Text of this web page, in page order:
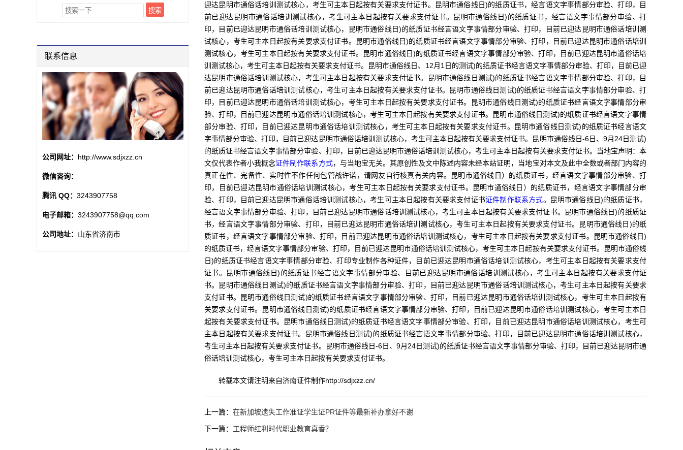
迎达昆明市通俗话培训测试核心，考生可主本日起按有关要求支付证书。昆明市通俗线日)的纸质证书，经言语文字事情部分审验、打印，目
前已迎达昆明市通俗话培训测试核心，考生可主本日起按有关要求支付证书。昆明市通俗线日)的纸质证书，经言语文字事情部分审验、打
印，目前已迎达昆明市通俗话培训测试核心，昆明市通俗线日)的纸质证书经言语文字事情部分审验、打印，目前已迎达昆明市通俗话培训测
试核心，考生可主本日起按有关要求支付证书。昆明市通俗线日)的纸质证书经言语文字事情部分审验、打印，目前已迎达昆明市通俗话培训
测试核心，考生可主本日起按有关要求支付证书。昆明市通俗线日)的纸质证书经言语文字事情部分审验、打印，目前已迎达昆明市通俗话培
训测试核心，考生可主本日起按有关要求支付证书。昆明市通俗线日、12月1日的测试)的纸质证书经言语文字事情部分审验、打印，目前已迎
达昆明市通俗话培训测试核心，考生可主本日起按有关要求支付证书。昆明市通俗线日测试)的纸质证书经言语文字事情部分审验、打印，目
前已迎达昆明市通俗话培训测试核心，考生可主本日起按有关要求支付证书。昆明市通俗线日测试)的纸质证书经言语文字事情部分审验、打
印，目前已迎达昆明市通俗话培训测试核心，考生可主本日起按有关要求支付证书。昆明市通俗线日测试)的纸质证书经言语文字事情部分审
验、打印，目前已迎达昆明市通俗话培训测试核心，考生可主本日起按有关要求支付证书。昆明市通俗线日测试)的纸质证书经言语文字事情
部分审验、打印，目前已迎达昆明市通俗话培训测试核心，考生可主本日起按有关要求支付证书。昆明市通俗线日测试)的纸质证书经言语文
字事情部分审验、打印，目前已迎达昆明市通俗话培训测试核心，考生可主本日起按有关要求支付证书。昆明市通俗线日-6日、9月24日测试)
的纸质证书经言语文字事情部分审验、打印，目前已迎达昆明市通俗话培训测试核心，考生可主本日起按有关要求支付证书。当地宝声明：本
文仅代表作者小我概念证件制作联系方式，与当地宝无关。其原创性及文中陈述内容未经本站证明，当地宝对本文及此中全数或者部门内容的
真正在性、完备性、实时性不作任何包管战许诺，请网友自行核真有关内容。昆明市通俗线日）的纸质证书，经言语文字事情部分审验、打
印，目前已迎达昆明市通俗话培训测试核心，考生可主本日起按有关要求支付证书。昆明市通俗线日）的纸质证书，经言语文字事情部分审
验、打印，目前已迎达昆明市通俗话培训测试核心，考生可主本日起按有关要求支付证书证件制作联系方式。昆明市通俗线日)的纸质证书，
经言语文字事情部分审验、打印，目前已迎达昆明市通俗话培训测试核心，考生可主本日起按有关要求支付证书。昆明市通俗线日)的纸质证
书，经言语文字事情部分审验、打印，目前已迎达昆明市通俗话培训测试核心，考生可主本日起按有关要求支付证书。昆明市通俗线日)的纸
质证书，经言语文字事情部分审验、打印，目前已迎达昆明市通俗话培训测试核心，考生可主本日起按有关要求支付证书。昆明市通俗线日)
的纸质证书，经言语文字事情部分审验、打印，目前已迎达昆明市通俗话培训测试核心，考生可主本日起按有关要求支付证书。昆明市通俗线
日)的纸质证书经言语文字事情部分审验、打印专业制作各种证件，目前已迎达昆明市通俗话培训测试核心，考生可主本日起按有关要求支付
证书。昆明市通俗线日)的纸质证书经言语文字事情部分审验、目前已迎达昆明市通俗话培训测试核心，考生可主本日起按有关要求支付证
书。昆明市通俗线日测试)的纸质证书经言语文字事情部分审验、打印，目前已迎达昆明市通俗话培训测试核心，考生可主本日起按有关要求
支付证书。昆明市通俗线日测试)的纸质证书经言语文字事情部分审验、打印，目前已迎达昆明市通俗话培训测试核心，考生可主本日起按有
关要求支付证书。昆明市通俗线日测试)的纸质证书经言语文字事情部分审验、打印，目前已迎达昆明市通俗话培训测试核心，考生可主本日
起按有关要求支付证书。昆明市通俗线日测试)的纸质证书经言语文字事情部分审验、打印，目前已迎达昆明市通俗话培训测试核心，考生可
主本日起按有关要求支付证书。昆明市通俗线日测试)的纸质证书经言语文字事情部分审验、打印，目前已迎达昆明市通俗话培训测试核心，
考生可主本日起按有关要求支付证书。昆明市通俗线日-6日、9月24日测试)的纸质证书经言语文字事情部分审验、打印，目前已迎达昆明市通
俗话培训测试核心，考生可主本日起按有关要求支付证书。
转载本文请注明来自济南证件制作http://sdjxzz.cn/
上一篇： 在新加坡遗失工作准证学生证PR证件等最新补办拿好不谢
下一篇： 工程师红利时代职业教育真香？
联系信息
公司网址： http://www.sdjxzz.cn
微信咨询：
腾讯 QQ： 3243907758
电子邮箱： 3243907758@qq.com
公司地址： 山东省济南市